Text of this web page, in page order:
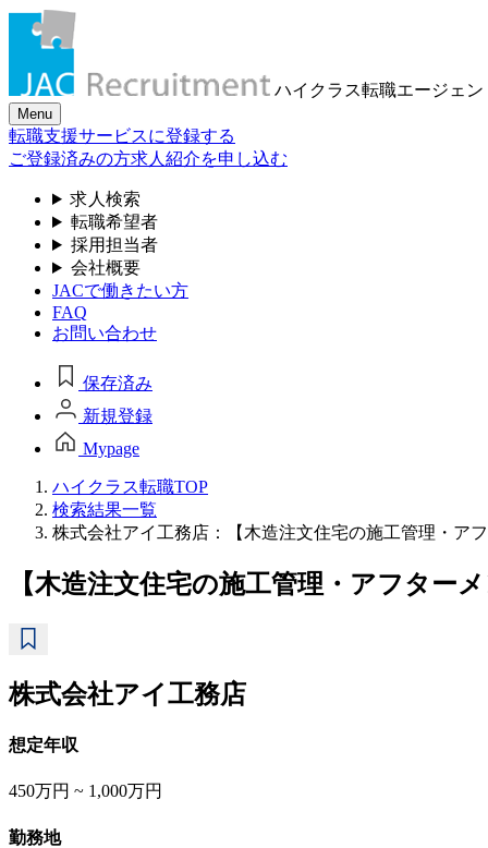
ハイクラス転職エージェン
Menu
転職支援サービスに登録する
ご登録済みの方求人紹介を申し込む
求人検索
転職希望者
採用担当者
会社概要
JACで働きたい方
FAQ
お問い合わせ
保存済み
新規登録
Mypage
ハイクラス転職TOP
検索結果一覧
株式会社アイ工務店：【木造注文住宅の施工管理・ア
【木造注文住宅の施工管理・アフター
株式会社アイ工務店
想定年収
450万円 ~ 1,000万円
勤務地